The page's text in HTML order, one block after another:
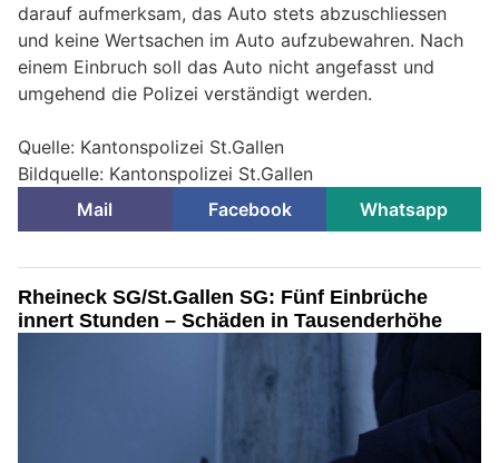
darauf aufmerksam, das Auto stets abzuschliessen
und keine Wertsachen im Auto aufzubewahren. Nach
einem Einbruch soll das Auto nicht angefasst und
umgehend die Polizei verständigt werden.
Quelle: Kantonspolizei St.Gallen
Bildquelle: Kantonspolizei St.Gallen
Mail
Facebook Whatsapp
Rheineck SG/St.Gallen SG: Fünf Einbrüche
innert Stunden – Schäden in Tausenderhöhe